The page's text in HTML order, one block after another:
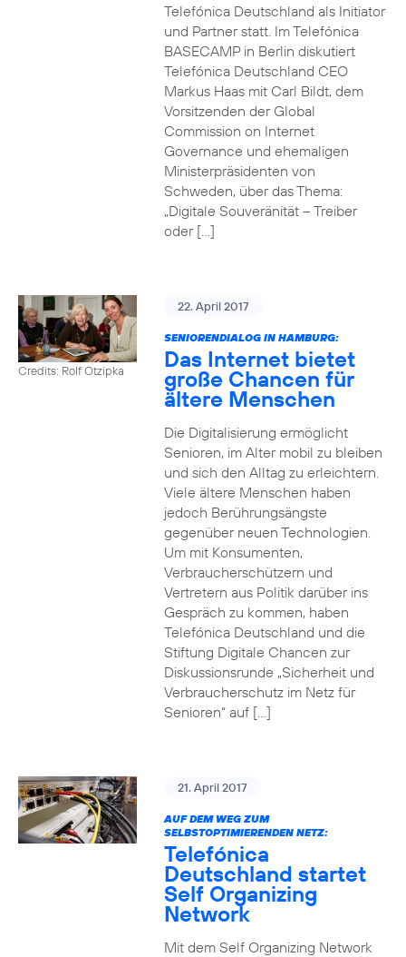
Telefónica Deutschland als Initiator
und Partner statt. Im Telefónica
BASECAMP in Berlin diskutiert
Telefónica Deutschland CEO
Markus Haas mit Carl Bildt, dem
Vorsitzenden der Global
Commission on Internet
Governance und ehemaligen
Ministerpräsidenten von
Schweden, über das Thema:
„Digitale Souveränität – Treiber
oder […]
Credits: Rolf Otzipka
22. April 2017
SENIORENDIALOG IN HAMBURG:
Das Internet bietet
große Chancen für
ältere Menschen
Die Digitalisierung ermöglicht
Senioren, im Alter mobil zu bleiben
und sich den Alltag zu erleichtern.
Viele ältere Menschen haben
jedoch Berührungsängste
gegenüber neuen Technologien.
Um mit Konsumenten,
Verbraucherschützern und
Vertretern aus Politik darüber ins
Gespräch zu kommen, haben
Telefónica Deutschland und die
Stiftung Digitale Chancen zur
Diskussionsrunde „Sicherheit und
Verbraucherschutz im Netz für
Senioren“ auf […]
21. April 2017
AUF DEM WEG ZUM
SELBSTOPTIMIERENDEN NETZ:
Telefónica
Deutschland startet
Self Organizing
Network
Mit dem Self Organizing Network